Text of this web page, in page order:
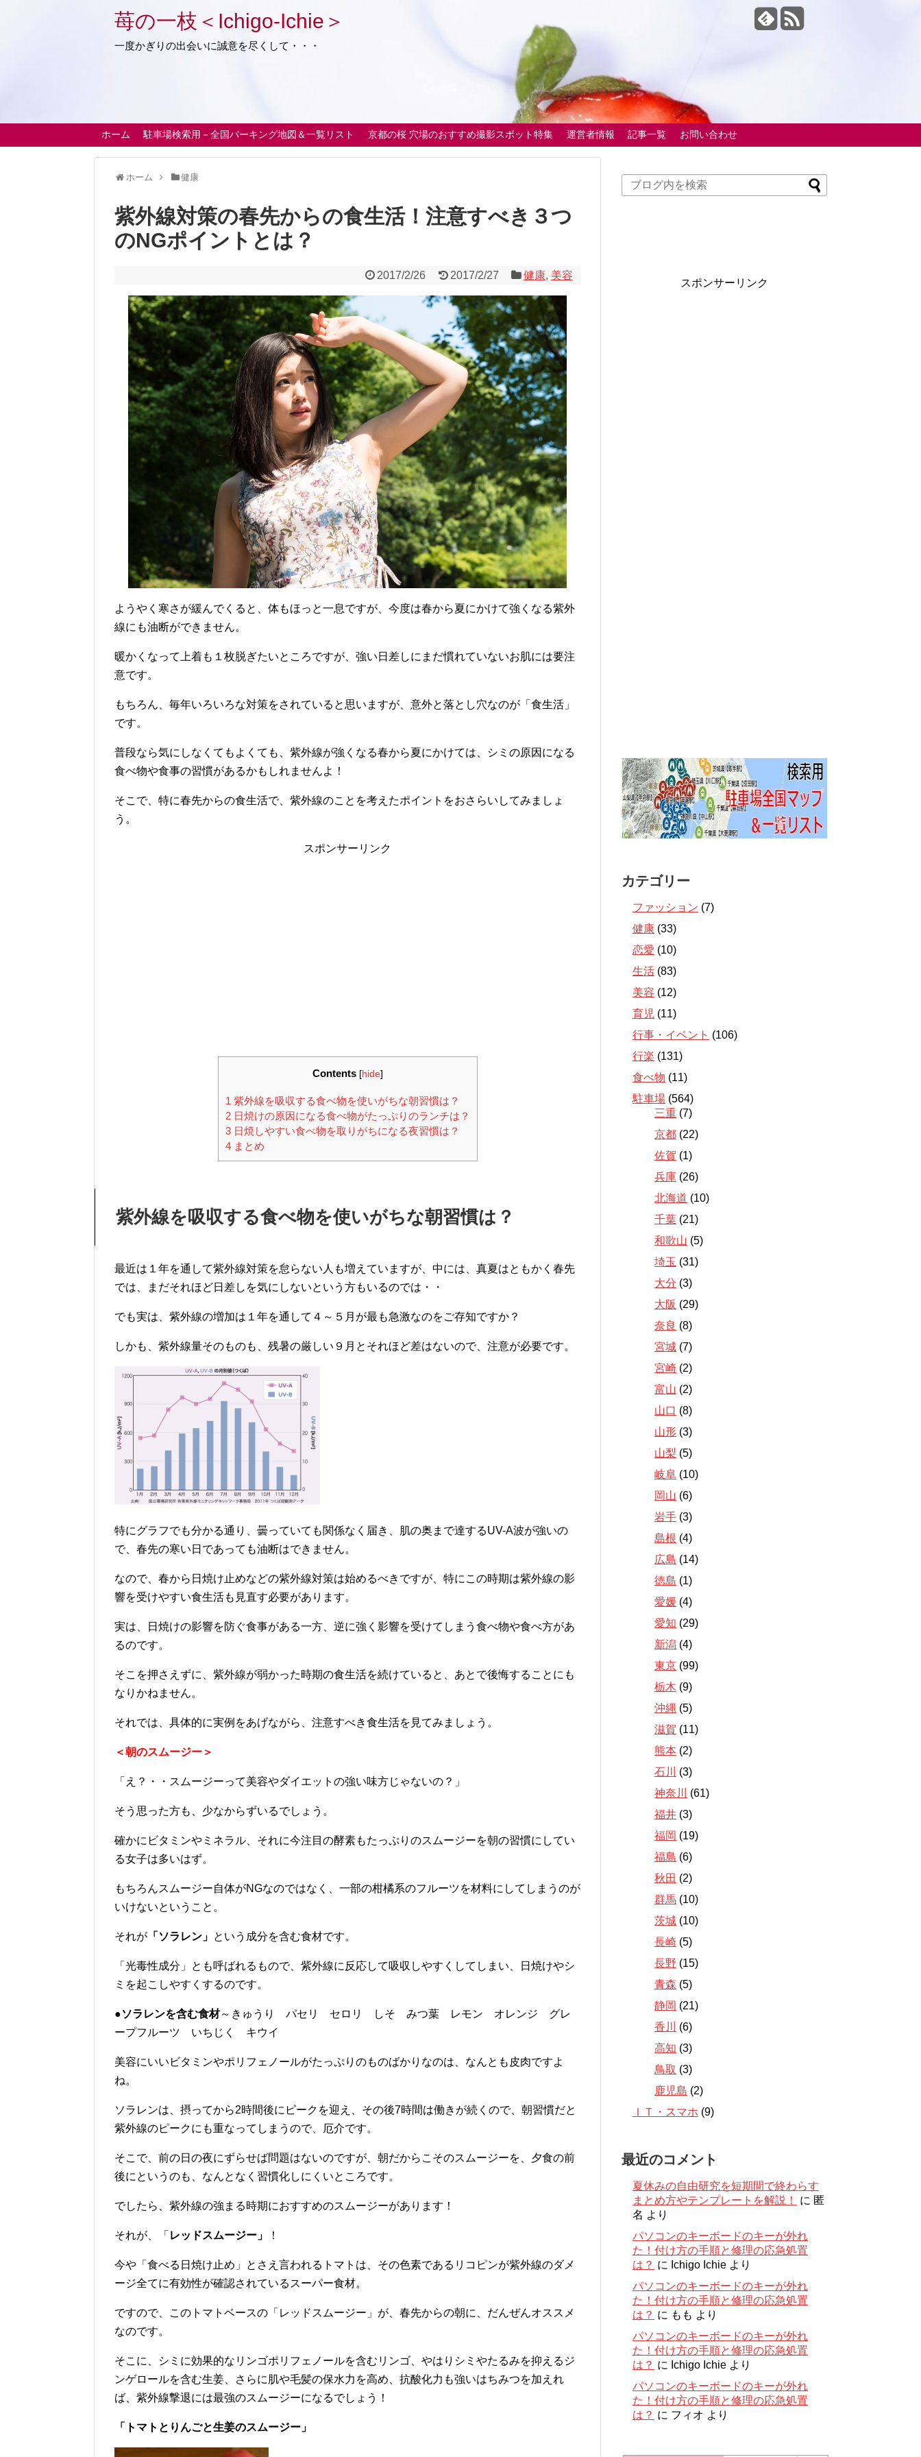
苺の一枝＜Ichigo-Ichie＞
一度かぎりの出会いに誠意を尽くして・・・
ホーム 駐車場検索用－全国パーキング地図＆一覧リスト 京都の桜 穴場のおすすめ撮影スポット特集 運営者情報 記事一覧 お問い合わせ
ホーム 健康
紫外線対策の春先からの食生活！注意すべき３つ
のNGポイントとは？
2017/2/26 2017/2/27 健康, 美容
ようやく寒さが緩んでくると、体もほっと一息ですが、今度は春から夏にかけて強くなる紫外
線にも油断ができません。
暖かくなって上着も１枚脱ぎたいところですが、強い日差しにまだ慣れていないお肌には要注
意です。
もちろん、毎年いろいろな対策をされていると思いますが、意外と落とし穴なのが「食生活」
です。
普段なら気にしなくてもよくても、紫外線が強くなる春から夏にかけては、シミの原因になる
食べ物や食事の習慣があるかもしれませんよ！
そこで、特に春先からの食生活で、紫外線のことを考えたポイントをおさらいしてみましょ
う。
スポンサーリンク
Contents [hide]
1 紫外線を吸収する食べ物を使いがちな朝習慣は？
2日焼けの原因になる食べ物がたっぷりのランチは？
3日焼しやすい食べ物を取りがちになる夜習慣は？
4まとめ
紫外線を吸収する食べ物を使いがちな朝習慣は？
最近は１年を通して紫外線対策を怠らない人も増えていますが、中には、真夏はともかく春先
では、まだそれほど日差しを気にしないという方もいるのでは・・
でも実は、紫外線の増加は１年を通して４～５月が最も急激なのをご存知ですか？
しかも、紫外線量そのものも、残暑の厳しい９月とそれほど差はないので、注意が必要です。
特にグラフでも分かる通り、曇っていても関係なく届き、肌の奥まで達するUV-A波が強いの
で、春先の寒い日であっても油断はできません。
なので、春から日焼け止めなどの紫外線対策は始めるべきですが、特にこの時期は紫外線の影
響を受けやすい食生活も見直す必要があります。
実は、日焼けの影響を防ぐ食事がある一方、逆に強く影響を受けてしまう食べ物や食べ方があ
るのです。
そこを押さえずに、紫外線が弱かった時期の食生活を続けていると、あとで後悔することにも
なりかねません。
それでは、具体的に実例をあげながら、注意すべき食生活を見てみましょう。
＜朝のスムージー＞
「え？・・スムージーって美容やダイエットの強い味方じゃないの？」
そう思った方も、少なからずいるでしょう。
確かにビタミンやミネラル、それに今注目の酵素もたっぷりのスムージーを朝の習慣にしてい
る女子は多いはず。
もちろんスムージー自体がNGなのではなく、一部の柑橘系のフルーツを材料にしてしまうのが
いけないということ。
それが 「ソラレン」 という成分を含む食材です。
「光毒性成分」とも呼ばれるもので、紫外線に反応して吸収しやすくしてしまい、日焼けやシ
ミを起こしやすくするのです。
●ソラレンを含む食材～きゅうり パセリ セロリ しそ みつ葉 レモン オレンジ グレ
ープフルーツ いちじく キウイ
美容にいいビタミンやポリフェノールがたっぷりのものばかりなのは、なんとも皮肉ですよ
ね。
ソラレンは、摂ってから2時間後にピークを迎え、その後7時間は働きが続くので、朝習慣だと
紫外線のピークにも重なってしまうので、厄介です。
そこで、前の日の夜にずらせば問題はないのですが、朝だからこそのスムージーを、夕食の前
後にというのも、なんとなく習慣化しにくいところです。
でしたら、紫外線の強まる時期におすすめのスムージーがあります！
それが、「 レッドスムージー」 ！
今や「食べる日焼け止め」とさえ言われるトマトは、その色素であるリコピンが紫外線のダメ
ージ全てに有効性が確認されているスーパー食材。
ですので、このトマトベースの「レッドスムージー」が、春先からの朝に、だんぜんオススメ
なのです。
そこに、シミに効果的なリンゴポリフェノールを含むリンゴ、やはりシミやたるみを抑えるジ
ンゲロールを含む生姜、さらに肌や毛髪の保水力を高め、抗酸化力も強いはちみつを加えれ
ば、紫外線撃退には最強のスムージーになるでしょう！
「トマトとりんごと生姜のスムージー」
スポンサーリンク
カテゴリー
ファッション (7)
健康 (33)
恋愛 (10)
生活 (83)
美容 (12)
育児 (11)
行事・イベント (106)
行楽 (131)
食べ物 (11)
駐車場 (564)
三重 (7)
京都 (22)
佐賀 (1)
兵庫 (26)
北海道 (10)
千葉 (21)
和歌山 (5)
埼玉 (31)
大分 (3)
大阪 (29)
奈良 (8)
宮城 (7)
宮崎 (2)
富山 (2)
山口 (8)
山形 (3)
山梨 (5)
岐阜 (10)
岡山 (6)
岩手 (3)
島根 (4)
広島 (14)
徳島 (1)
愛媛 (4)
愛知 (29)
新潟 (4)
東京 (99)
栃木 (9)
沖縄 (5)
滋賀 (11)
熊本 (2)
石川
(3)
神奈川
(61)
福井 (3)
福岡 (19)
福島 (6)
秋田 (2)
群馬 (10)
茨城 (10)
長崎 (5)
長野 (15)
青森 (5)
静岡 (21)
香川
(6)
高知 (3)
鳥取 (3)
鹿児島 (2)
ＩＴ・スマホ (9)
最近のコメント
夏休みの自由研究を短期間で終わらす
まとめ方やテンプレートを解説！
に 匿
名 より
パソコンのキーボードのキーが外れ
た！付け方の手順と修理の応急処置
は？ に Ichigo Ichie より
パソコンのキーボードのキーが外れ
た！付け方の手順と修理の応急処置
は？ に もも より
パソコンのキーボードのキーが外れ
た！付け方の手順と修理の応急処置
は？ に Ichigo Ichie より
パソコンのキーボードのキーが外れ
た！付け方の手順と修理の応急処置
は？ に フィオ より